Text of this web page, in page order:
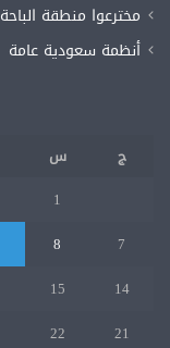
مخترعوا منطقة الباحة
أنظمة سعودية عامة
ج
س
1
7
8
14
15
21
22